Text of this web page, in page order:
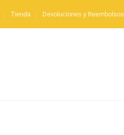
Tienda Devoluciones y Reembolsos